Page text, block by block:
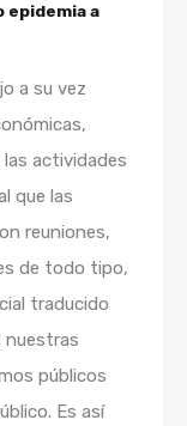
epidemia a
a su vez
actividades
que las
reuniones,
de todo tipo,
traducido
nuestras
públicos
Es así